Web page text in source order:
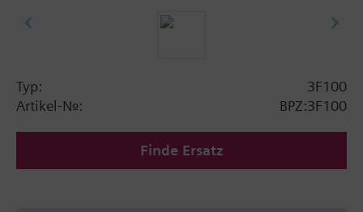
Typ:
3F100
Artikel-Nr.:
BPZ:3F100
Finde Ersatz